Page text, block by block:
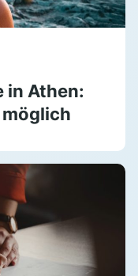
in Athen:
möglich